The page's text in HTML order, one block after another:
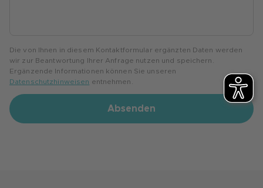
Die von Ihnen in diesem Kontaktformular ergänzten Daten werden
wir zur Beantwortung Ihrer Anfrage nutzen und speichern.
Ergänzende Informationen können Sie unseren
Datenschutzhinweisen entnehmen.
Absenden